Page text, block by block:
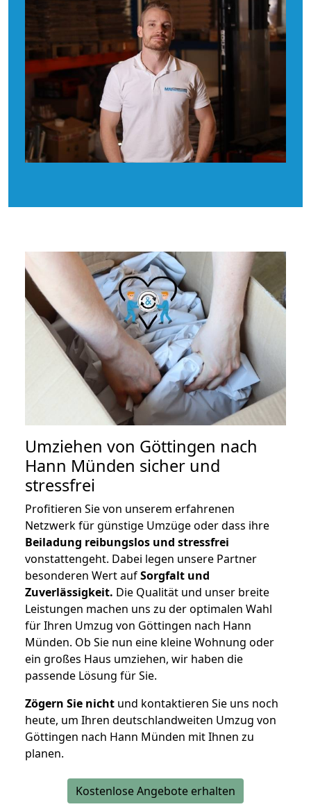
Umziehen von Göttingen nach
Hann Münden sicher und
stressfrei
Profitieren Sie von unserem erfahrenen
Netzwerk für günstige Umzüge oder dass ihre
Beiladung reibungslos und stressfrei
vonstattengeht. Dabei legen unsere Partner
besonderen Wert aufSorgfalt und
Zuverlässigkeit. Die Qualität und unser breite
Leistungen machen uns zu der optimalen Wahl
für Ihren Umzug von Göttingen nach Hann
Münden. Ob Sie nun eine kleine Wohnung oder
ein großes Haus umziehen, wir haben die
passende Lösung für Sie.
Zögern Sie nicht und kontaktieren Sie uns noch
heute, um Ihren deutschlandweiten Umzug von
Göttingen nach Hann Münden mit Ihnen zu
planen.
Kostenlose Angebote erhalten